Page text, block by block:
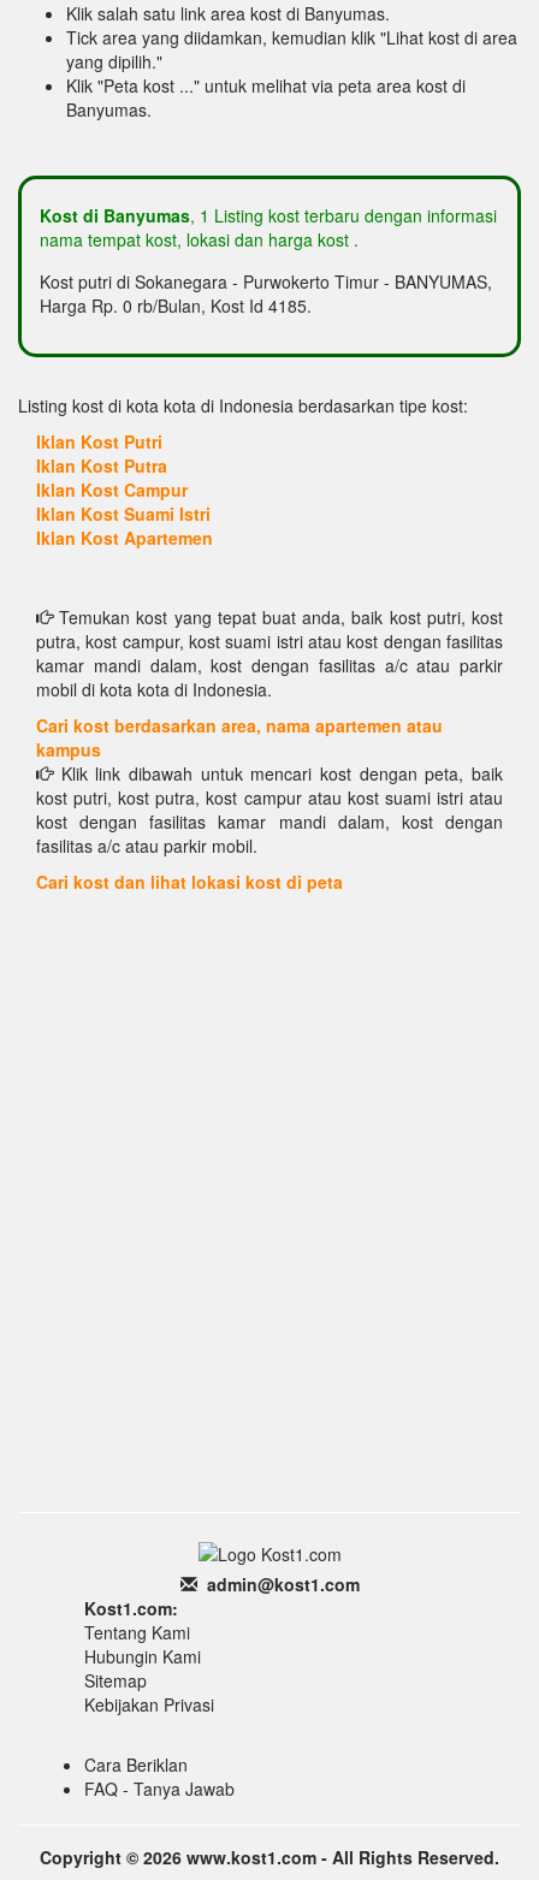
Klik salah satu link area kost di Banyumas.
Tick area yang diidamkan, kemudian klik "Lihat kost di area
yang dipilih."
Klik "Peta kost ..." untuk melihat via peta area kost di
Banyumas.
Kost di Banyumas, 1 Listing kost terbaru dengan informasi
nama tempat kost, lokasi dan harga kost .
Kost putri di Sokanegara - Purwokerto Timur - BANYUMAS,
Harga Rp. 0 rb/Bulan, Kost Id 4185.
Listing kost di kota kota di Indonesia berdasarkan tipe kost:
Iklan Kost Putri
Iklan Kost Putra
Iklan Kost Campur
Iklan Kost Suami Istri
Iklan Kost Apartemen
Temukan kost yang tepat buat anda, baik kost putri, kost
putra, kost campur, kost suami istri atau kost dengan fasilitas
kamar mandi dalam, kost dengan fasilitas a/c atau parkir
mobil di kota kota di Indonesia.
Cari kost berdasarkan area, nama apartemen atau
kampus
Klik link dibawah untuk mencari kost dengan peta, baik
kost putri, kost putra, kost campur atau kost suami istri atau
kost dengan fasilitas kamar mandi dalam, kost dengan
fasilitas a/c atau parkir mobil.
Cari kost dan lihat lokasi kost di peta
admin@kost1.com
Kost1.com:
Tentang Kami
Hubungin Kami
Sitemap
Kebijakan Privasi
Cara Beriklan
FAQ - Tanya Jawab
Copyright © 2026 www.kost1.com - All Rights Reserved.